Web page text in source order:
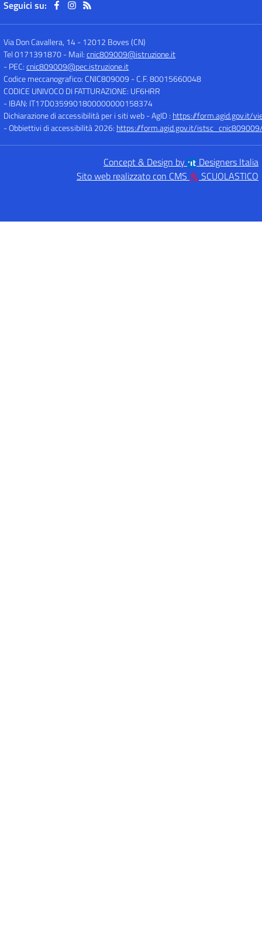
Seguici su:
Via Don Cavallera, 14-12012 Boves (CN)
Tel 0171391870- Mail:cnic809009@istruzione.it
- PEC:cnic809009@pec.istruzione.it
Codice meccanografico: CNIC809009 - C.F. 80015660048
CODICE UNIVOCO DI FATTURAZIONE: UF6HRR
- IBAN: IT17D0359901800000000158374
Dichiarazione di accessibilità per i siti web - AgID : https://form.agid.gov.it/
- Obbiettivi di accessibilità 2026: https://form.agid.gov.it/
Concept & Design by
Designers Italia
Sito web realizzato con CMS
SCUOLASTICO